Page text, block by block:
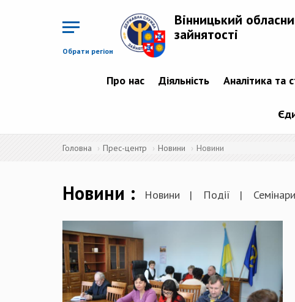
Обрати регіон
Вінницький
зайнятості
Про нас Діяльність Аналітика та
Головна Прес-центр Новини Новини
Новини Новини Події